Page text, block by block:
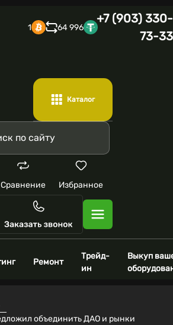
1 64 996
+7 (903) 330-
73-33
Каталог
Сравнение Избранное
Ремонт
Трейд-
ин
Выкуп
объединить ДАО и рынки